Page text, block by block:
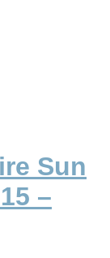
Sun
–